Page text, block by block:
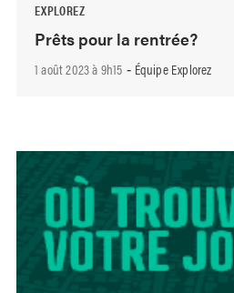
EXPLOREZ
Prêts pour la rentrée?
1 août 2023 à 9h15 - Équipe Explorez